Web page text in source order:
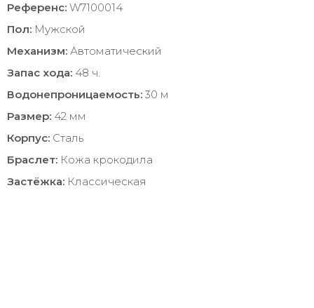
Референс: W7100014
Пол: Мужской
Механизм: Автоматический
Запас хода: 48 ч.
Водонепроницаемость: 30 м
Размер: 42 мм
Корпус: Сталь
Браслет: Кожа крокодила
Застёжка: Классическая